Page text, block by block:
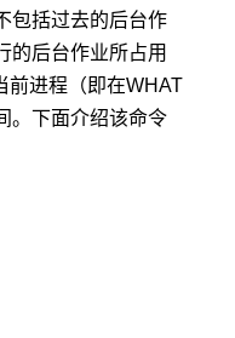
包括过去的后台作
的后台作业所占用
前进程（即在WHAT
。下面介绍该命令